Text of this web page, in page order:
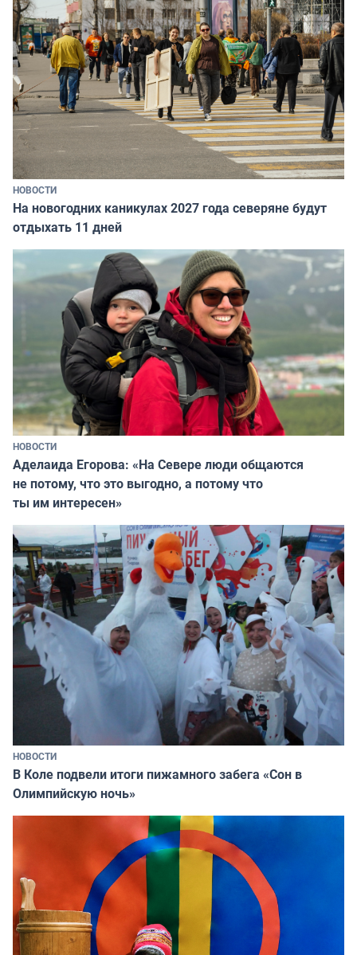
НОВОСТИ
На новогодних каникулах 2027 года северяне будут
отдыхать 11 дней
НОВОСТИ
Аделаида Егорова: «На Севере люди общаются
не потому, что это выгодно, а потому что
ты им интересен»
НОВОСТИ
В Коле подвели итоги пижамного забега «Сон в
Олимпийскую ночь»